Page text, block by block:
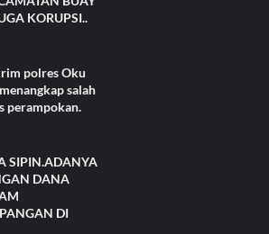
KORUPSI..
polres Oku
salah
perampokan.
SIPIN.ADANYA
DANA
DI